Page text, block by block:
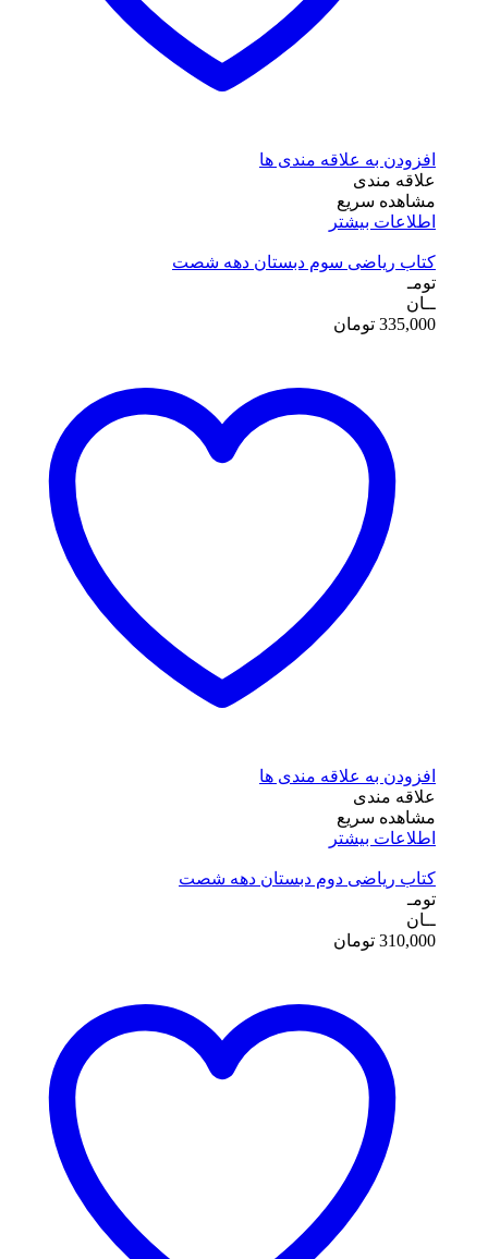
افزودن به علاقه مندی ها
علاقه مندی
مشاهده سریع
اطلاعات بیشتر
کتاب ریاضی سوم دبستان دهه شصت
تومـ
ــان
335,000 تومان
افزودن به علاقه مندی ها
علاقه مندی
مشاهده سریع
اطلاعات بیشتر
کتاب ریاضی دوم دبستان دهه شصت
تومـ
ــان
310,000 تومان